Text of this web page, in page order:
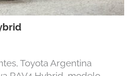
Toyota Argentina